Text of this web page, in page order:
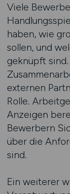
Viele
haben, wie
sollen, und
geknüpft
externen
Rolle.
Anzeigen
Bewerbern
über die
sind.
Ein weiterer